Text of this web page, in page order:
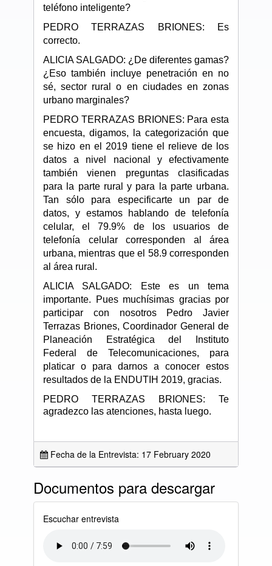
teléfono inteligente?
PEDRO TERRAZAS BRIONES: Es
correcto.
ALICIA SALGADO: ¿De diferentes gamas?
¿Eso también incluye penetración en no
sé, sector rural o en ciudades en zonas
urbano marginales?
PEDRO TERRAZAS BRIONES: Para esta
encuesta, digamos, la categorización que
se hizo en el 2019 tiene el relieve de los
datos a nivel nacional y efectivamente
también vienen preguntas clasificadas
para la parte rural y para la parte urbana.
Tan sólo para especificarte un par de
datos, y estamos hablando de telefonía
celular, el 79.9% de los usuarios de
telefonía celular corresponden al área
urbana, mientras que el 58.9 corresponden
al área rural.
ALICIA SALGADO: Este es un tema
importante. Pues muchísimas gracias por
participar con nosotros Pedro Javier
Terrazas Briones, Coordinador General de
Planeación Estratégica del Instituto
Federal de Telecomunicaciones, para
platicar o para darnos a conocer estos
resultados de la ENDUTIH 2019, gracias.
PEDRO TERRAZAS BRIONES: Te
agradezco las atenciones, hasta luego.
Fecha de la Entrevista: 17 February 2020
Documentos para descargar
Escuchar entrevista